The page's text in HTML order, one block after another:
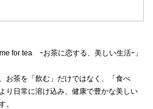
for tea ｰお茶に恋する、美しい生活ｰ」
お茶を「飲む」だけではなく、「食べ
り日常に溶け込み、健康で豊かな美しい
。